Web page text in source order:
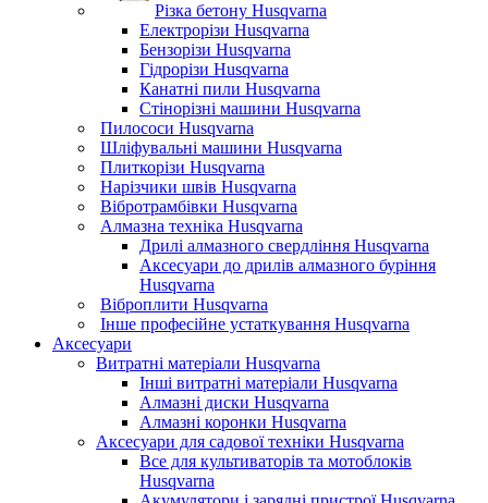
Різка бетону Husqvarna
Електрорізи Husqvarna
Бензорізи Husqvarna
Гідрорізи Husqvarna
Канатні пили Husqvarna
Стінорізні машини Husqvarna
Пилососи Husqvarna
Шліфувальні машини Husqvarna
Плиткорізи Husqvarna
Нарізчики швів Husqvarna
Вібротрамбівки Husqvarna
Алмазна техніка Husqvarna
Дрилі алмазного свердління Husqvarna
Аксесуари до дрилів алмазного буріння
Husqvarna
Віброплити Husqvarna
Інше професійне устаткування Husqvarna
Аксесуари
Витратні матеріали Husqvarna
Інші витратні матеріали Husqvarna
Алмазні диски Husqvarna
Алмазні коронки Husqvarna
Аксесуари для садової техніки Husqvarna
Все для культиваторів та мотоблоків
Husqvarna